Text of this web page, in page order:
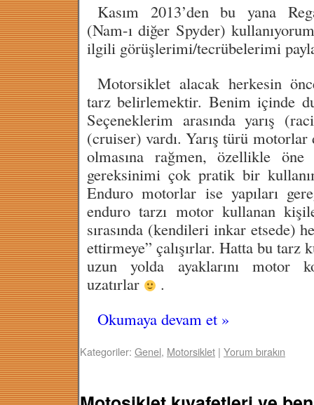
Kasım 2013’den bu yana
(Nam-ı diğer Spyder)
ilgili görüşlerimi/tecrübelerimi
Motorsiklet alacak herkesin
tarz belirlemektir. Benim içinde
Seçeneklerim arasında yarış
(cruiser) vardı. Yarış türü motorlar
olmasına rağmen, özellikle
gereksinimi çok pratik bir
Enduro motorlar ise yapıları
enduro tarzı motor kullanan
sırasında (kendileri inkar etsede)
ettirmeye” çalışırlar. Hatta bu
uzun yolda ayaklarını motor
uzatırlar
.
Okumaya devam et »
Kategoriler: Genel, Motorsiklet | Yorum bırakın